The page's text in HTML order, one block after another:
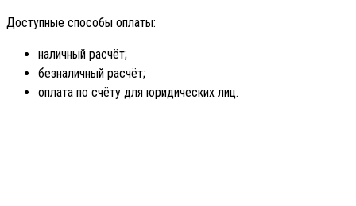
Доступные способы оплаты:
наличный расчёт;
безналичный расчёт;
оплата по счёту для юридических лиц.